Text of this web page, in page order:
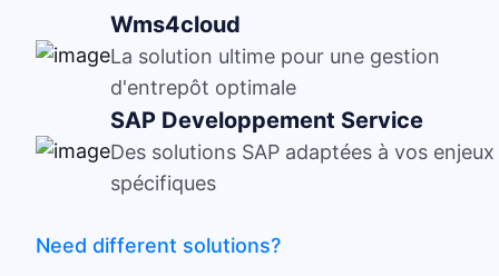
Wms4cloud
La solution ultime pour une gestion
d'entrepôt optimale
SAP Developpement Service
Des solutions SAP adaptées à vos enjeux
spécifiques
Need different solutions?